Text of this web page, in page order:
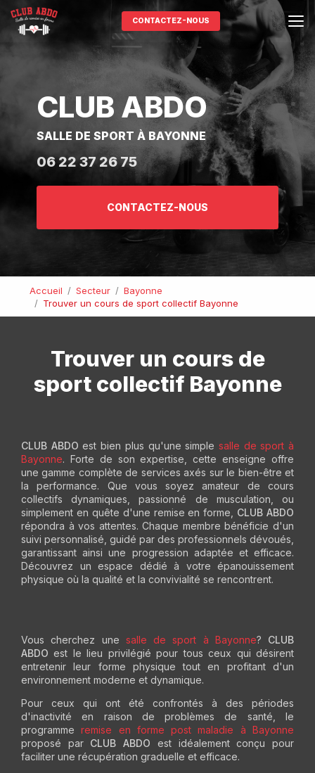
Aller
contenu
CONTACTEZ-NOUS
CLUB ABDO
SALLE DE SPORT À BAYONNE
06 22 37 26 75
CONTACTEZ-NOUS
Accueil Secteur
Bayonne
Trouver un cours de sport collectif Bayonne
Trouver un cours de
sport collectif Bayonne
CLUB ABDOest bien plus qu'une simple salle de sport à
Bayonne. Forte de son expertise, cette enseigne offre
une gamme complète de services axés sur le bien-être et
la performance. Que vous soyez amateur de cours
collectifs dynamiques, passionné de musculation, ou
simplement en quête d'une remise en forme, CLUB ABDO
répondra à vos attentes. Chaque membre bénéficie d'un
suivi personnalisé, guidé par des professionnels dévoués,
garantissant ainsi une progression adaptée et efficace.
Découvrez un espace dédié à votre épanouissement
physique où la qualité et la convivialité se rencontrent.
Vous cherchez une salle de sport à Bayonne? CLUB
ABDO est le lieu privilégié pour tous ceux qui désirent
entretenir leur forme physique tout en profitant d'un
environnement moderne et dynamique.
Pour ceux qui ont été confrontés à des périodes
d'inactivité en raison de problèmes de santé, le
programmeremise en forme post maladie à Bayonne
proposé par CLUB ABDO est idéalement conçu pour
faciliter une récupération graduelle et efficace.